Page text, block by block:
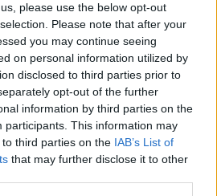
please use the below opt-out
Please note that after your
you may continue seeing
on personal information utilized by
disclosed to third parties prior to
opt-out of the further
information by third parties on the
participants. This information may
third parties on the IAB’s List of
that may further disclose it to other
uit de brand met afgeknipte
met tenues
opnieuw luxe
Amsterdamse Zuidas
laat eerste indruk achter bij
fans van genieten'